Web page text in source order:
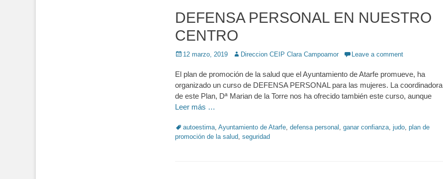
DEFENSA PERSONAL EN NUESTRO
CENTRO
Posted
12 marzo, 2019 Author
Direccion CEIP Clara Campoamor Leave a comment
El plan de promoción de la salud que el Ayuntamiento de Atarfe promueve, ha
organizado un curso de DEFENSA PERSONAL para las mujeres. La coordinadora
de este Plan, Dª Marian de la Torre nos ha ofrecido también este curso, aunque
Leer más …
Tagsautoestima, Ayuntamiento de Atarfe, defensa personal , ganar confianza, judo, plan de
promoción de la salud, seguridad